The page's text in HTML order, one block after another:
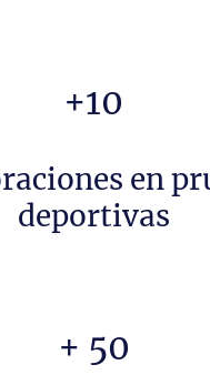
+10
en
deportivas
+ 50